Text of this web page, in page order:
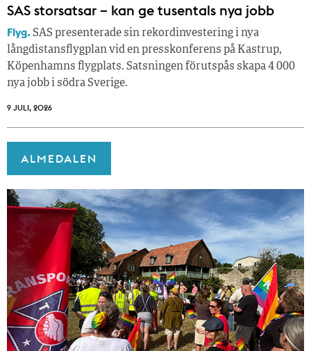
SAS storsatsar – kan ge tusentals nya jobb
Flyg.SAS presenterade sin rekordinvestering i nya
långdistansflygplan vid en presskonferens på Kastrup,
Köpenhamns flygplats. Satsningen förutspås skapa 4 000
nya jobb i södra Sverige.
9 JULI, 2026
ALMEDALEN